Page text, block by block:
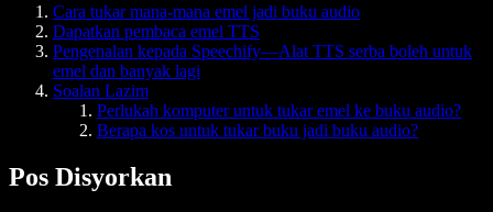
Cara tukar mana-mana emel jadi buku audio
Dapatkan pembaca emel TTS
Pengenalan kepada Speechify—Alat TTS serba boleh untuk
emel dan banyak lagi
Soalan Lazim
Perlukah komputer untuk tukar emel ke buku audio?
Berapa kos untuk tukar buku jadi buku audio?
Pos Disyorkan